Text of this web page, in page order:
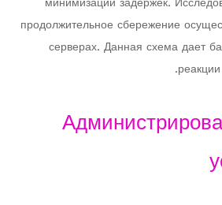
продолжительное сбережение
серверах. Данная схема дает